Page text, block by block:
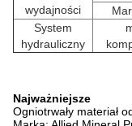
wydajności
System
hydrauliczny
Najważniejsze
Ogniotrwały materiał